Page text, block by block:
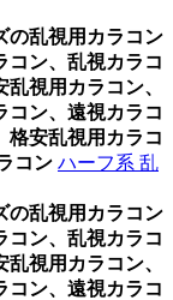
の乱視用カラコン
コン、乱視カラコ
視用カラコン、
コン、遠視カラコ
格安乱視用カラコ
コン ハーフ系 乱
の乱視用カラコン
コン、乱視カラコ
視用カラコン、
コン、遠視カラコ